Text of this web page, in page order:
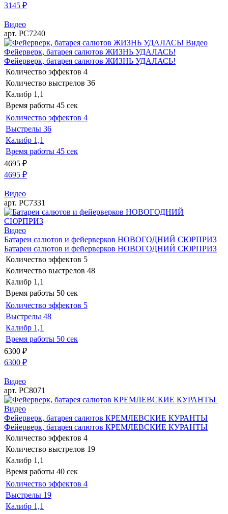
3145 ₽
Видео
арт. РС7240
Видео
Фейерверк, батарея салютов ЖИЗНЬ УДАЛАСЬ!
Фейерверк, батарея салютов ЖИЗНЬ УДАЛАСЬ!
Количество эффектов 4
Количество выстрелов 36
Калибр 1,1
Время работы 45 сек
Количество эффектов 4
Выстрелы 36
Калибр 1,1
Время работы 45 сек
4695 ₽
4695 ₽
Видео
арт. РС7331
Видео
Батареи салютов и фейерверков НОВОГОДНИЙ СЮРПРИЗ
Батареи салютов и фейерверков НОВОГОДНИЙ СЮРПРИЗ
Количество эффектов 5
Количество выстрелов 48
Калибр 1,1
Время работы 50 сек
Количество эффектов 5
Выстрелы 48
Калибр 1,1
Время работы 50 сек
6300 ₽
6300 ₽
Видео
арт. РС8071
Видео
Фейерверк, батарея салютов КРЕМЛЕВСКИЕ КУРАНТЫ
Фейерверк, батарея салютов КРЕМЛЕВСКИЕ КУРАНТЫ
Количество эффектов 4
Количество выстрелов 19
Калибр 1,1
Время работы 40 сек
Количество эффектов 4
Выстрелы 19
Калибр 1,1